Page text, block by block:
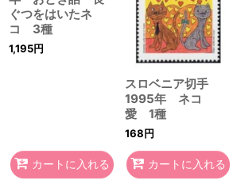
ぐつをはいたネ
コ 3種
1,195円
カートに入れる
スロベニア切手
1995年 ネコ
愛 1種
168円
カートに入れる